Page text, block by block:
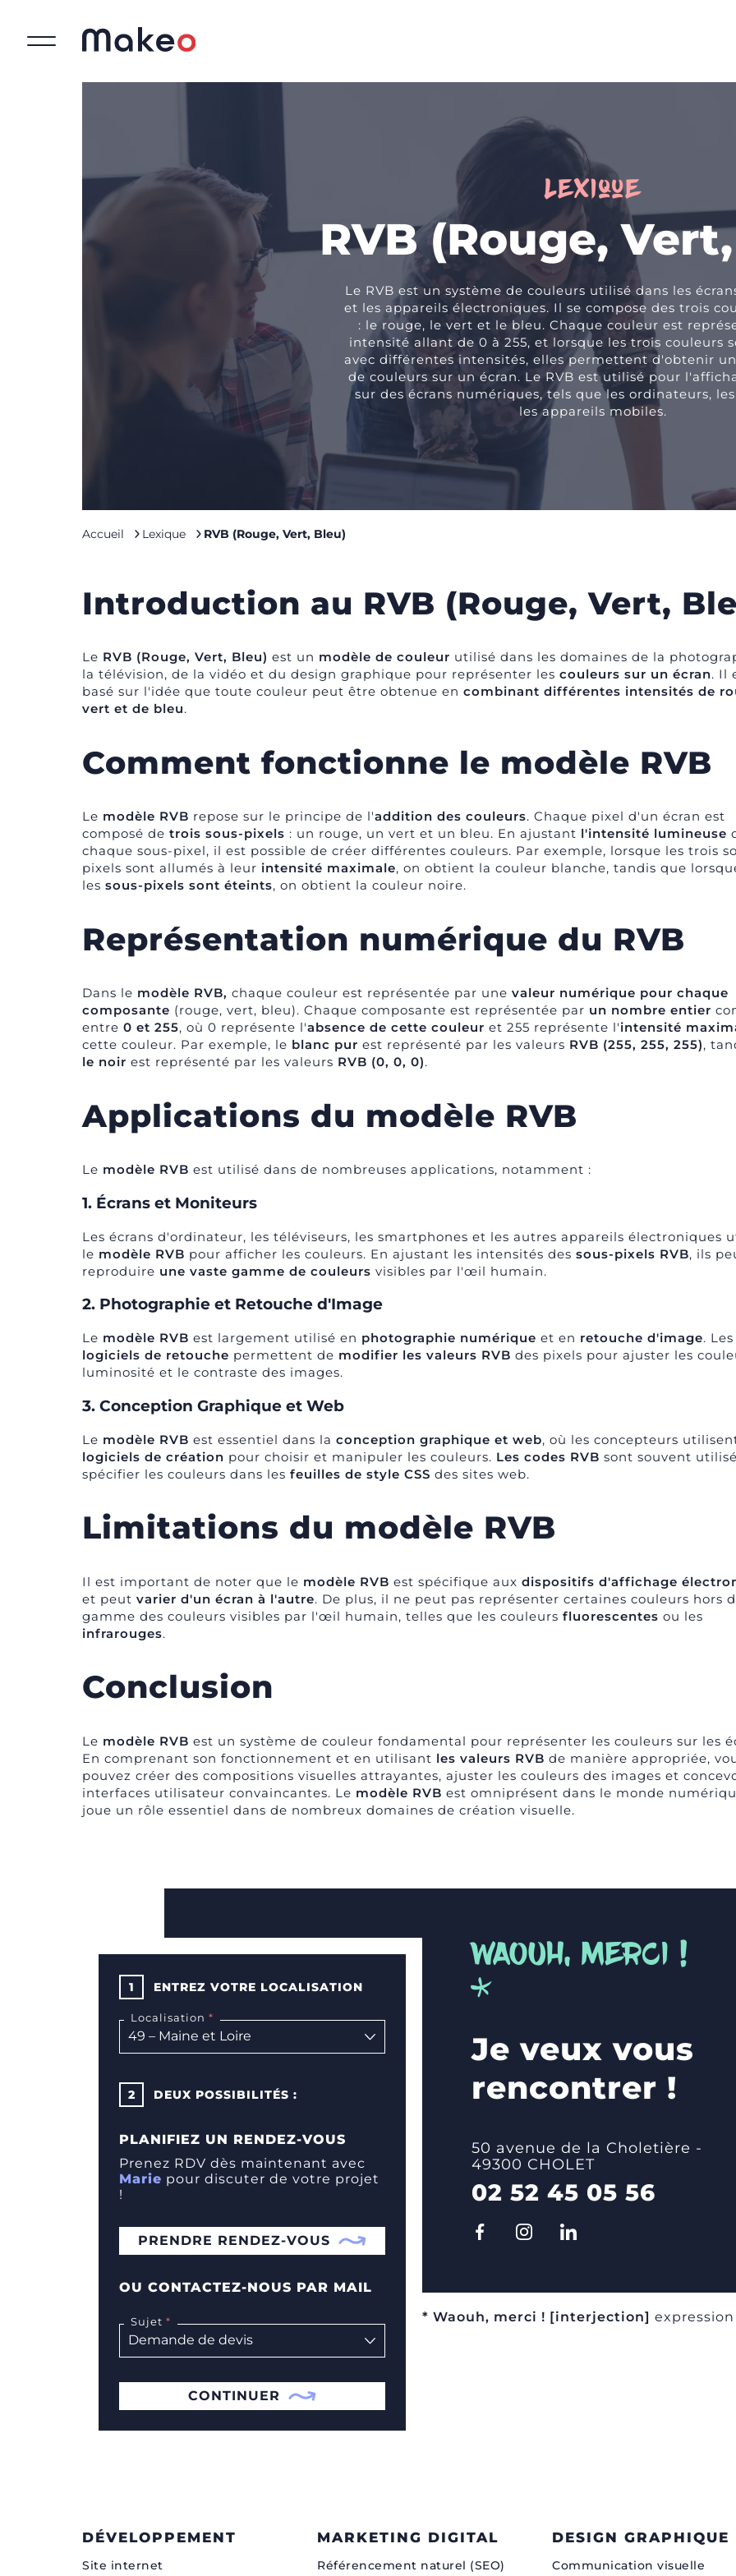
Lexique
RVB (Rouge,
Le RVB est un système de couleurs utilisé dans les
et les appareils électroniques. Il se compose des trois
: le rouge, le vert et le bleu. Chaque couleur est
intensité allant de 0 à 255, et lorsque les trois couleurs
avec différentes intensités, elles permettent d'obtenir
de couleurs sur un écran. Le RVB est utilisé pour
sur des écrans numériques, tels que les ordinateurs,
les appareils mobiles.
Accueil Lexique RVB (Rouge, Vert, Bleu)
Introduction au RVB (Rouge, Vert,
Le RVB (Rouge, Vert, Bleu) est un modèle de couleur utilisé dans les domaines de la
la télévision, de la vidéo et du design graphique pour représenter les couleurs sur un écran. Il
basé sur l'idée que toute couleur peut être obtenue en combinant différentes intensités de
vert et de bleu.
Comment fonctionne le modèle RVB
Le modèle RVB repose sur le principe de l'addition des couleurs. Chaque pixel d'un écran est
composé de trois sous-pixels : un rouge, un vert et un bleu. En ajustant l'intensité lumineuse
chaque sous-pixel, il est possible de créer différentes couleurs. Par exemple, lorsque les trois
pixels sont allumés à leur intensité maximale, on obtient la couleur blanche, tandis que
les sous-pixels sont éteints, on obtient la couleur noire.
Représentation numérique du RVB
Dans le modèle RVB, chaque couleur est représentée par une valeur numérique pour chaque
composante (rouge, vert, bleu). Chaque composante est représentée par un nombre entier
entre 0 et 255, où 0 représente l'absence de cette couleur et 255 représente l'intensité
cette couleur. Par exemple, le blanc pur est représenté par les valeurs RVB (255, 255, 255),
le noir est représenté par les valeurs RVB (0, 0, 0).
Applications du modèle RVB
Le modèle RVB est utilisé dans de nombreuses applications, notamment :
1. Écrans et Moniteurs
Les écrans d'ordinateur, les téléviseurs, les smartphones et les autres appareils électroniques
le modèle RVB pour afficher les couleurs. En ajustant les intensités des sous-pixels RVB, ils
reproduire une vaste gamme de couleurs visibles par l'œil humain.
2. Photographie et Retouche d'Image
Le modèle RVB est largement utilisé en photographie numérique et en retouche d'image. Les
logiciels de retouche permettent de modifier les valeurs RVB des pixels pour ajuster les
luminosité et le contraste des images.
3. Conception Graphique et Web
Le modèle RVB est essentiel dans la conception graphique et web, où les concepteurs
logiciels de création pour choisir et manipuler les couleurs. Les codes RVB sont souvent
spécifier les couleurs dans les feuilles de style CSS des sites web.
Limitations du modèle RVB
Il est important de noter que le modèle RVB est spécifique aux dispositifs d'affichage
et peut varier d'un écran à l'autre. De plus, il ne peut pas représenter certaines couleurs hors
gamme des couleurs visibles par l'œil humain, telles que les couleurs fluorescentes ou les
infrarouges.
Conclusion
Le modèle RVB est un système de couleur fondamental pour représenter les couleurs sur les
En comprenant son fonctionnement et en utilisant les valeurs RVB de manière appropriée,
pouvez créer des compositions visuelles attrayantes, ajuster les couleurs des images et
interfaces utilisateur convaincantes. Le modèle RVB est omniprésent dans le monde
joue un rôle essentiel dans de nombreux domaines de création visuelle.
1 ENTREZ VOTRE LOCALISATION
Localisation
2 DEUX POSSIBILITÉS :
PLANIFIEZ UN RENDEZ-VOUS
Prenez RDV dès maintenant avec
Marie pour discuter de votre projet
!
PRENDRE RENDEZ-VOUS
OU CONTACTEZ-NOUS PAR MAIL
Sujet
CONTINUER
WAOUH, MERCI !
*
Je veux vous
rencontrer !
50 avenue de la Choletière -
49300 CHOLET
02 52 45 05 56
* Waouh, merci ! [interjection]
DÉVELOPPEMENT
Site internet
MARKETING DIGITAL
Référencement naturel (SEO)
DESIGN GRAPHIQUE
Communication visuelle